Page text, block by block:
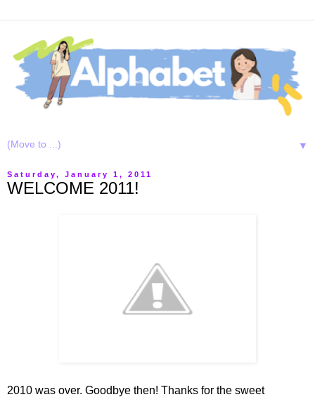
▼
Saturday, January 1, 2011
WELCOME 2011!
2010 was over. Goodbye then! Thanks for the sweet